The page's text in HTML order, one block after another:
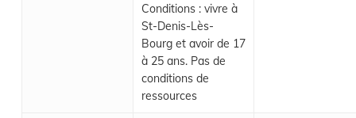
Conditions : vivre à
St-Denis-Lès-
Bourg et avoir de 17
à 25 ans. Pas de
conditions de
ressources